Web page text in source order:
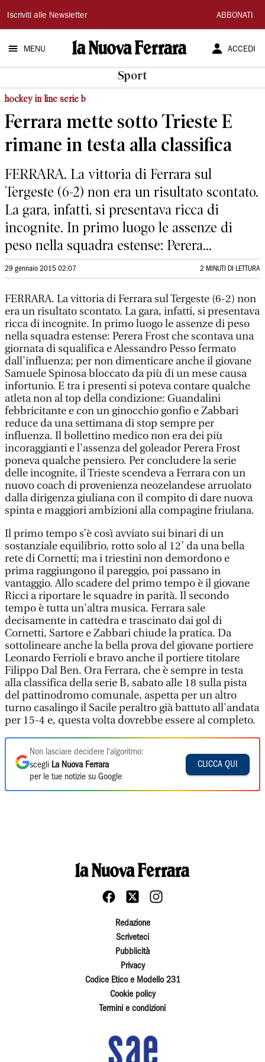
La
Nuova
Ferrara
Iscriviti alle Newsletter ABBONATI
MENU ACCEDI
Sport
hockey in line serie b
Ferrara mette sotto Trieste E
rimane in testa alla classifica
FERRARA. La vittoria di Ferrara sul
Tergeste (6-2) non era un risultato scontato.
La gara, infatti, si presentava ricca di
incognite. In primo luogo le assenze di
peso nella squadra estense: Perera...
29 gennaio 2015 02:07 2 MINUTI DI LETTURA
FERRARA. La vittoria di Ferrara sul Tergeste (6-2) non
era un risultato scontato. La gara, infatti, si presentava
ricca di incognite. In primo luogo le assenze di peso
nella squadra estense: Perera Frost che scontava una
giornata di squalifica e Alessandro Pesso fermato
dall'influenza; per non dimenticare anche il giovane
Samuele Spinosa bloccato da più di un mese causa
infortunio. E tra i presenti si poteva contare qualche
atleta non al top della condizione: Guandalini
febbricitante e con un ginocchio gonfio e Zabbari
reduce da una settimana di stop sempre per
influenza. Il bollettino medico non era dei più
incoraggianti e l'assenza del goleador Perera Frost
poneva qualche pensiero. Per concludere la serie
delle incognite, il Trieste scendeva a Ferrara con un
nuovo coach di provenienza neozelandese arruolato
dalla dirigenza giuliana con il compito di dare nuova
spinta e maggiori ambizioni alla compagine friulana.
Il primo tempo s’è così avviato sui binari di un
sostanziale equilibrio, rotto solo al 12’ da una bella
rete di Cornetti; ma i triestini non demordono e
prima raggiungono il pareggio, poi passano in
vantaggio. Allo scadere del primo tempo è il giovane
Ricci a riportare le squadre in parità. Il secondo
tempo è tutta un'altra musica. Ferrara sale
decisamente in cattedra e trascinato dai gol di
Cornetti, Sartore e Zabbari chiude la pratica. Da
sottolineare anche la bella prova del giovane portiere
Leonardo Ferrioli e bravo anche il portiere titolare
Filippo Dal Ben. Ora Ferrara, che è sempre in testa
alla classifica della serie B, sabato alle 18 sulla pista
del pattinodromo comunale, aspetta per un altro
turno casalingo il Sacile peraltro già battuto all'andata
per 15-4 e, questa volta dovrebbe essere al completo.
Non lasciare decidere l'algoritmo:
scegli La Nuova Ferrara
per le tue notizie su Google
CLICCA QUI
Redazione
Scriveteci
Pubblicità
Privacy
Codice Etico e Modello 231
Cookie policy
Termini e condizioni